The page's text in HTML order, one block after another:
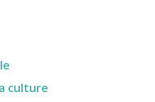
culture